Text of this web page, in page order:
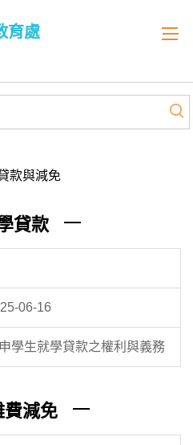
育處
款與減免
貸款
06-16
學生就學貸款之權利與義務
費減免